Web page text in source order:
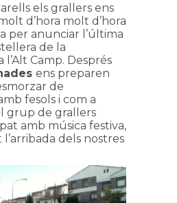
els grallers ens
d’hora molt d’hora
per anunciar l’última
de la
Camp. Després
ens preparen
de
fesols i com a
grup de grallers
amb música festiva,
dels nostres